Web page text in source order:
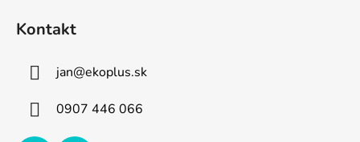
Kontakt
jan@ekoplus.sk
0907 446 066